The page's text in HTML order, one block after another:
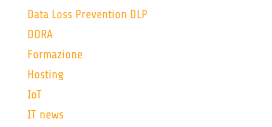
Data Loss Prevention DLP
DORA
Formazione
Hosting
IoT
IT news